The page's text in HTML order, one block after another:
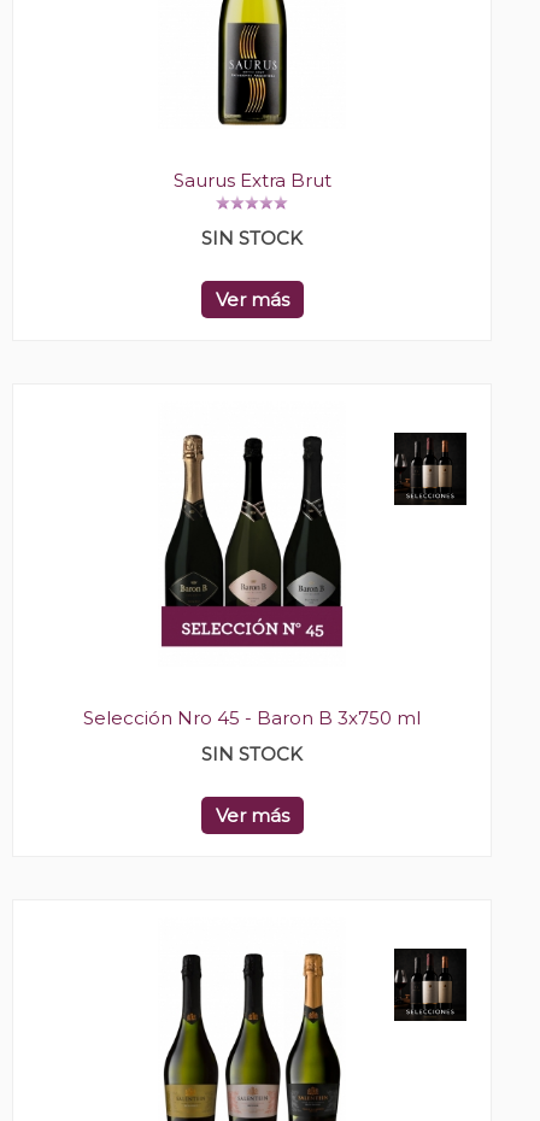
Saurus Extra Brut
SIN STOCK
Ver más
Selección Nro 45 - Baron B 3x750 ml
SIN STOCK
Ver más